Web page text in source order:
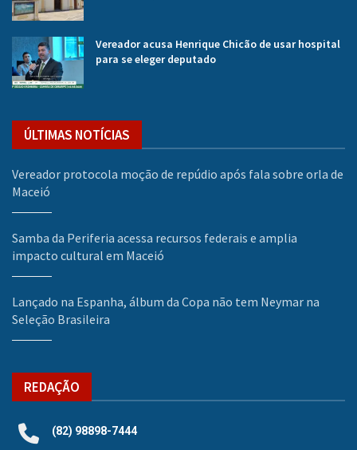
Vereador acusa Henrique Chicão de usar hospital
para se eleger deputado
ÚLTIMAS NOTÍCIAS
Vereador protocola moção de repúdio após fala sobre orla de
Maceió
Samba da Periferia acessa recursos federais e amplia
impacto cultural em Maceió
Lançado na Espanha, álbum da Copa não tem Neymar na
Seleção Brasileira
REDAÇÃO
(82) 98898-7444